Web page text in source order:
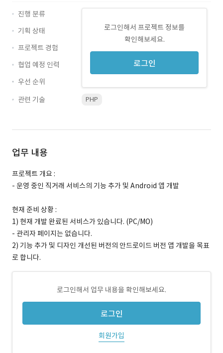
로그인해서 프로젝트 정보를
확인해보세요.
로그인
진행 분류
기획 상태
프로젝트 경험
협업 예정 인력
우선 순위
관련 기술
PHP
업무 내용
프로젝트 개요 :
- 운영 중인 직거래 서비스의 기능 추가 및 Android 앱 개발
현재 준비 상황 :
1) 현재 개발 완료된 서비스가 있습니다. (PC/MO)
- 관리자 페이지는 없습니다.
2) 기능 추가 및 디자인 개선된 버전의 안드로이드 버전 앱 개발을 목표
로 합니다.
로그인해서 업무 내용을 확인해보세요.
로그인
회원가입